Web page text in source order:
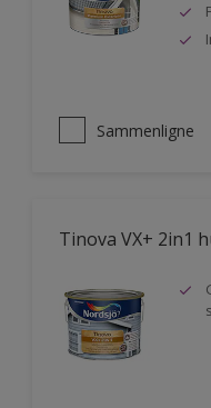
Sammenligne
Tinova VX+ 2in1